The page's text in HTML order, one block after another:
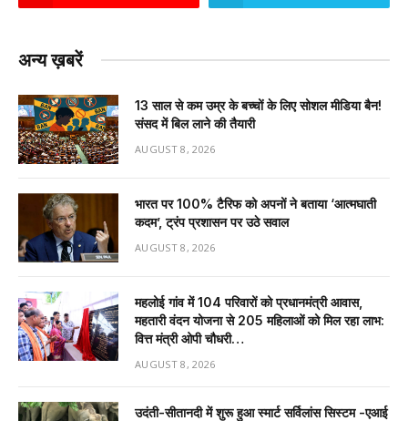
अन्य ख़बरें
13 साल से कम उम्र के बच्चों के लिए सोशल मीडिया बैन!
संसद में बिल लाने की तैयारी
AUGUST 8, 2026
भारत पर 100% टैरिफ को अपनों ने बताया ‘आत्मघाती
कदम’, ट्रंप प्रशासन पर उठे सवाल
AUGUST 8, 2026
महलोई गांव में 104 परिवारों को प्रधानमंत्री आवास,
महतारी वंदन योजना से 205 महिलाओं को मिल रहा लाभ:
वित्त मंत्री ओपी चौधरी…
AUGUST 8, 2026
उदंती-सीतानदी में शुरू हुआ स्मार्ट सर्विलांस सिस्टम -एआई